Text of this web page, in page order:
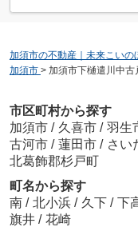
加須市の不動産｜未来こいの
加須市 > 加須市下樋遣川中古
市区町村から探す
加須市 / 久喜市 / 羽生
古河市 / 蓮田市 / さい
北葛飾郡杉戸町
町名から探す
南 / 北小浜 / 久下 / 下
旗井 / 花崎